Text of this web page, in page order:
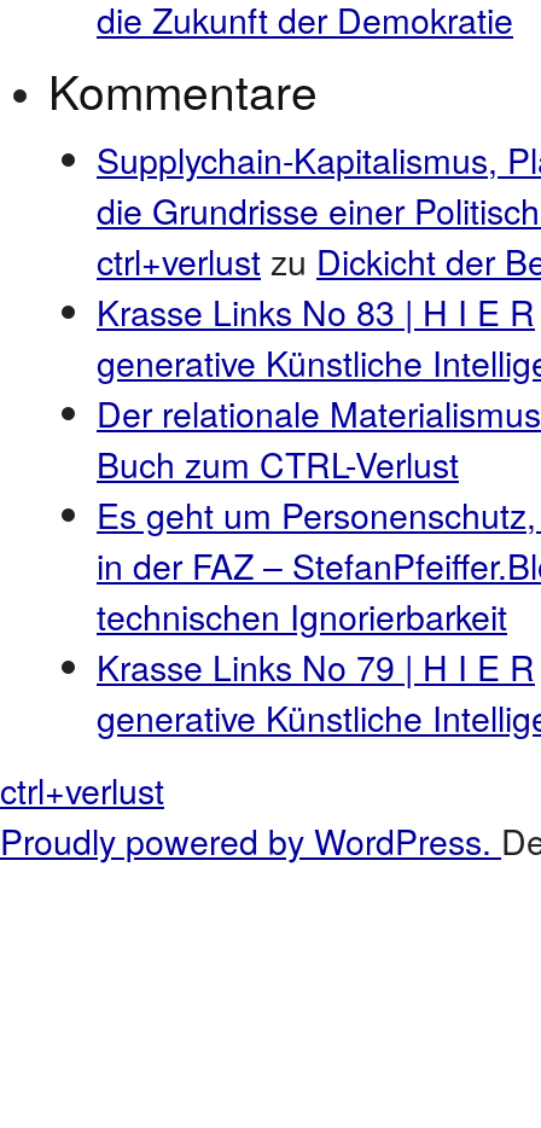
die Zukunft der Demokratie
Kommentare
Supplychain-Kapitalismus,
die Grundrisse einer
ctrl+verlustzu Dickicht der
Krasse Links No 83 | H I E R
generative Künstliche
Der relationale
Buch zum CTRL-Verlust
Es geht um
in der FAZ –
technischen Ignorierbarkeit
Krasse Links No 79 | H I E R
generative Künstliche
ctrl+verlust
Proudly powered by WordPress.